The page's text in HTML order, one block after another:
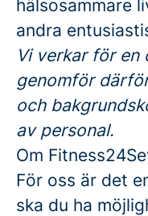
hälsosammare
andra
Vi verkar för
genomför
och
av personal.
Om
För oss är det
ska du ha